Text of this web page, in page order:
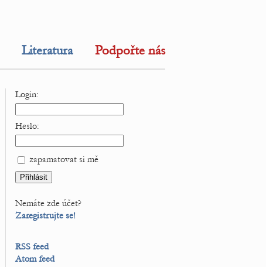
Literatura Podpořte nás
Login:
Heslo:
zapamatovat si mě
Nemáte zde účet?
Zaregistrujte se!
RSS feed
Atom feed